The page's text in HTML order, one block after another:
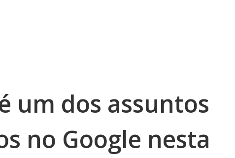
um dos assuntos
no Google nesta